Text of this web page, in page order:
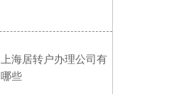
上海居转户办理公司有
哪些